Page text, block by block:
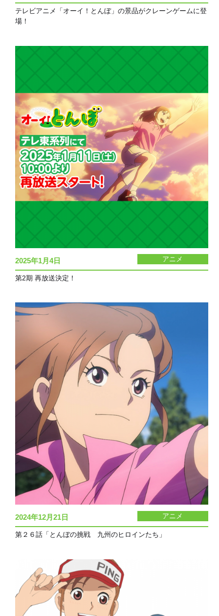
テレビアニメ「オーイ！とんぼ」の景品がクレーンゲームに登
場！
2025年1月4日 アニメ
第2期 再放送決定！
2024年12月21日 アニメ
第２６話「とんぼの挑戦 九州のヒロインたち」